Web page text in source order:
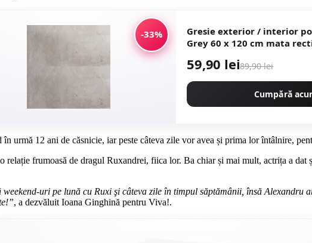
-33%
Gresie exterior / interior
Grey 60 x 120 cm mata rectificata aspect
59,90 lei89,90 lei
Cumpără
urmă 12 ani de căsnicie, iar peste câteva zile vor avea și prima lor întâlnire,
relație frumoasă de dragul Ruxandrei, fiica lor. Ba chiar și mai mult, actrița a
uri pe lună cu Ruxi şi câteva zile în timpul săptămânii, însă Alexandru
, a dezvăluit Ioana Ginghină pentru Viva!.